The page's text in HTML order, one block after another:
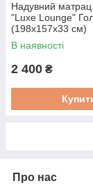
Надувний
"Luxe Lounge"
(198х157х33 см)
В наявності
2 400 ₴
Про нас